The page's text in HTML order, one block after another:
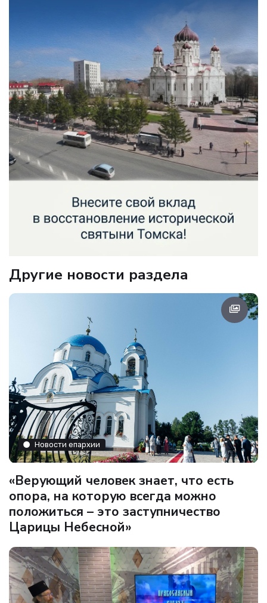
Другие новости раздела
Новости епархии
«Верующий человек знает, что есть
опора, на которую всегда можно
положиться – это заступничество
Царицы Небесной»